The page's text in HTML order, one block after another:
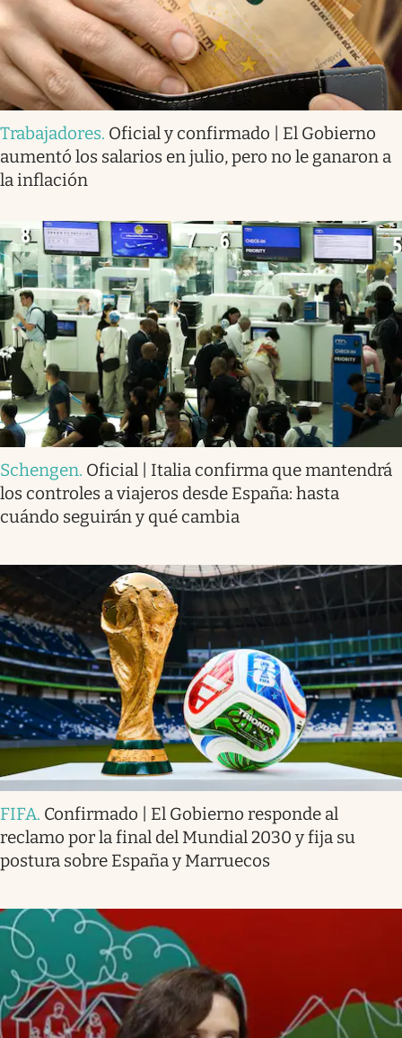
Trabajadores. Oficial y confirmado | El Gobierno
aumentó los salarios en julio, pero no le ganaron a
la inflación
Schengen. Oficial | Italia confirma que mantendrá
los controles a viajeros desde España: hasta
cuándo seguirán y qué cambia
FIFA. Confirmado | El Gobierno responde al
reclamo por la final del Mundial 2030 y fija su
postura sobre España y Marruecos